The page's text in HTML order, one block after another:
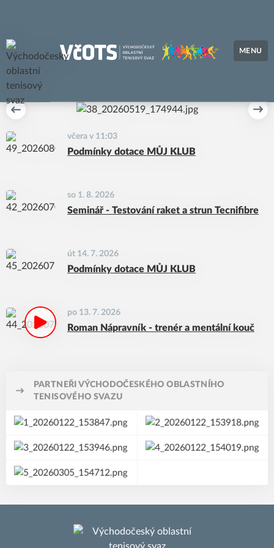
Východočeský oblastní tenisový svaz
MENU
Předchozí
včera v 11:03
Podmínky dotace MŮJ KLUB
so 1. 8. 2026
Seminář - Testování raket a strun Tecnifibre
út 14. 7. 2026
Podmínky dotace MŮJ KLUB
po 13. 7. 2026
Roman Nápravník - trenér a mentální kouč
PARTNEŘI VÝCHODOČESKÉHO OBLASTNÍHO
TENISOVÉHO SVAZU